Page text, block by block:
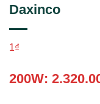
Daxinco
1₫
200W: